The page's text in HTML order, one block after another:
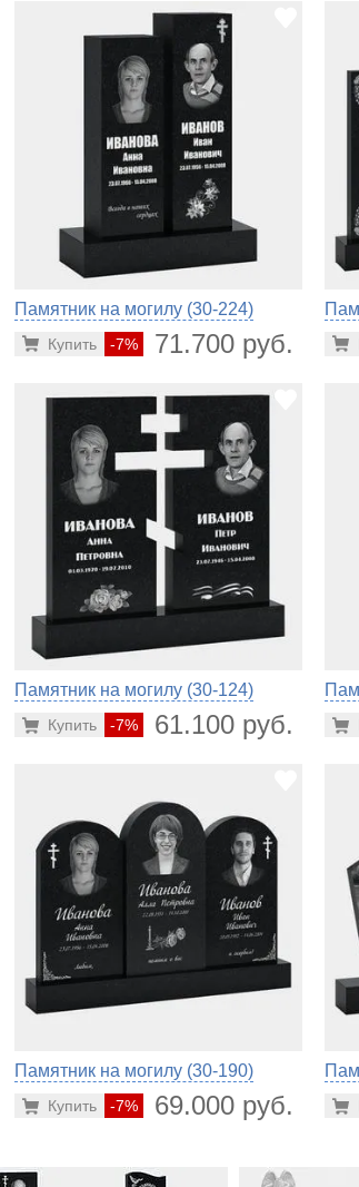
Памятник на могилу (30-224)
-7% 71.700 руб.
Купить
Памятник на могилу (30-124)
-7% 61.100 руб.
Купить
Памятник на могилу (30-190)
-7% 69.000 руб.
Купить